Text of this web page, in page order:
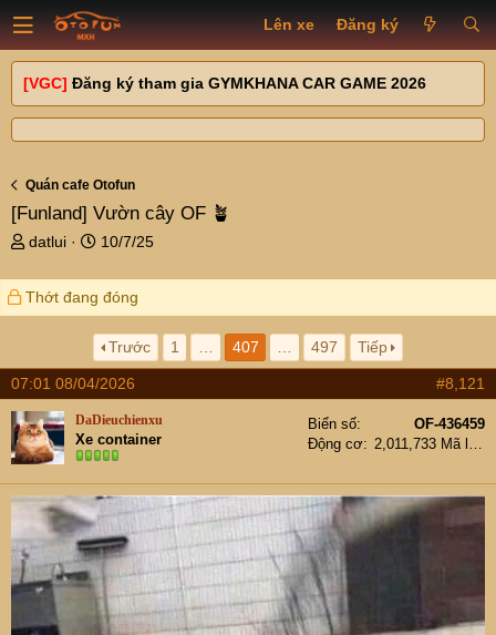
Lên xe Đăng ký
[VGC] Đăng ký tham gia GYMKHANA CAR GAME 2026
Quán cafe Otofun
[Funland] Vườn cây OF 🪴
T
r
e
s
t
a
r
t
r
datlui
N
à
y
ử
i
10/7/25
Thớt đang đóng
Trước 1 407 497 Tiếp
07:01 08/04/2026 #8,121
DaDieuchienxu
Xe container
Biển số
OF-436459
Động cơ
2,011,733 Mã lực